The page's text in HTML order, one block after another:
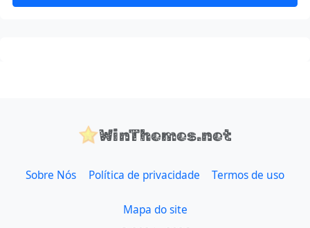
WinThemes.net
Sobre Nós Política de privacidade Termos de uso
Mapa do site